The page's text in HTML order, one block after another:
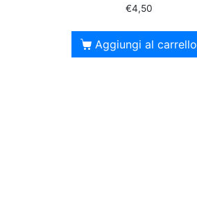
€4,50
Aggiungi al carrello